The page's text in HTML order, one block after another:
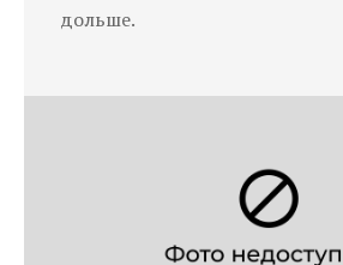
дольше.